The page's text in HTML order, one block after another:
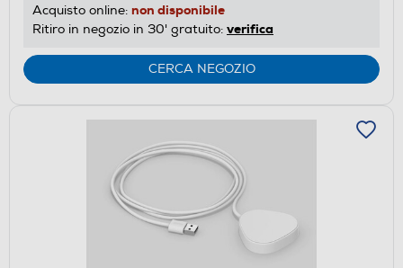
Acquisto online: non disponibile
Ritiro in negozio in 30' gratuito: verifica
CERCA NEGOZIO